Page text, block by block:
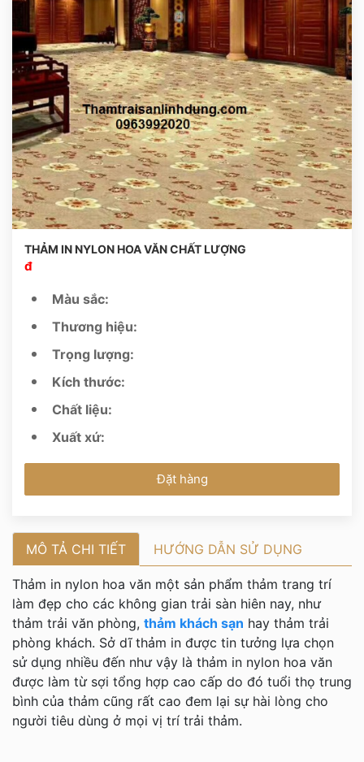
THẢM IN NYLON HOA VĂN CHẤT LƯỢNG
đ
Màu sắc:
Thương hiệu:
Trọng lượng:
Kích thước:
Chất liệu:
Xuất xứ:
Đặt hàng
MÔ TẢ CHI TIẾT HƯỚNG DẪN SỬ DỤNG
Thảm in nylon hoa văn một sản phẩm thảm trang trí
làm đẹp cho các không gian trải sàn hiên nay, như
thảm trải văn phòng, thảm khách sạn hay thảm trải
phòng khách. Sở dĩ thảm in được tin tưởng lựa chọn
sử dụng nhiều đến như vậy là thảm in nylon hoa văn
được làm từ sợi tổng hợp cao cấp do đó tuổi thọ trung
bình của thảm cũng rất cao đem lại sự hài lòng cho
người tiêu dùng ở mọi vị trí trải thảm.